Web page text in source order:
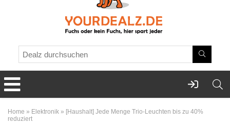
Home » Elektronik » [Haushalt] Jede Menge Trio-Leuchten bis zu 40%
reduziert